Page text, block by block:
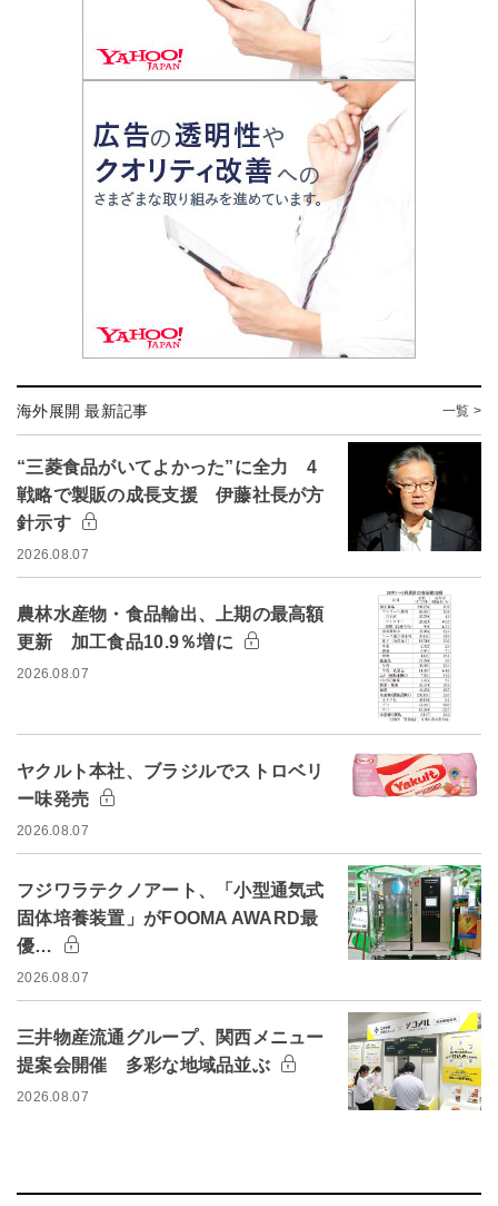
海外展開 最新記事 一覧 >
“三菱食品がいてよかった”に全力 4
戦略で製販の成長支援 伊藤社長が方
針示す
2026.08.07
農林水産物・食品輸出、上期の最高額
更新 加工食品10.9％増に
2026.08.07
ヤクルト本社、ブラジルでストロベリ
ー味発売
2026.08.07
フジワラテクノアート、「小型通気式
固体培養装置」がFOOMA AWARD最
優…
2026.08.07
三井物産流通グループ、関西メニュー
提案会開催 多彩な地域品並ぶ
2026.08.07